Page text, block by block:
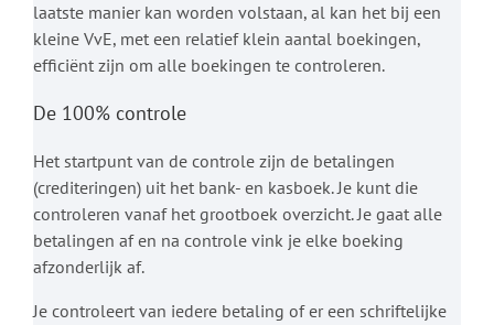
laatste manier kan worden volstaan, al kan het bij een
kleine VvE, met een relatief klein aantal boekingen,
efficiënt zijn om alle boekingen te controleren.
De 100% controle
Het startpunt van de controle zijn de betalingen
(crediteringen) uit het bank- en kasboek. Je kunt die
controleren vanaf het grootboek overzicht. Je gaat alle
betalingen af en na controle vink je elke boeking
afzonderlijk af.
Je controleert van iedere betaling of er een schriftelijke